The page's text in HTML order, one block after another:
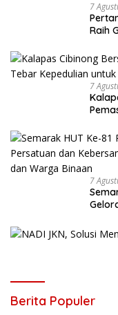
7
Raih
7
Sosial
7
Berita Populer